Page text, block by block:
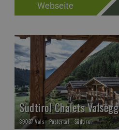
Webseite
Südtirol Chalets Valsegg
39037 Vals - Pustertal - Südtirol